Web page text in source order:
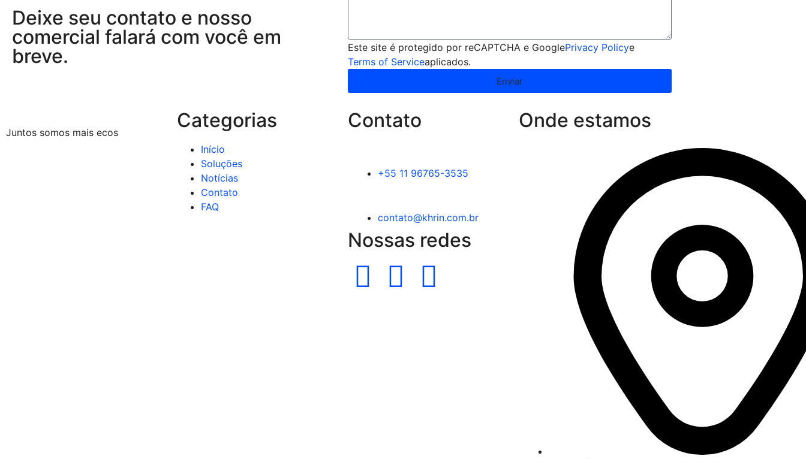
Deixe seu contato e nosso
comercial falará com você em
breve.
Este site é protegido por reCAPTCHA e GooglePrivacy Policye
Terms of Serviceaplicados.
Enviar
Juntos somos mais ecos
Categorias
Início
Soluções
Notícias
Contato
FAQ
Contato
+55 11 96765-3535
contato@khrin.com.br
Nossas redes
Onde estamos